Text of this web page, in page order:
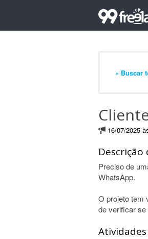
« Buscar
16/07/2025
Preciso de
WhatsApp.
O projeto tem
de verificar